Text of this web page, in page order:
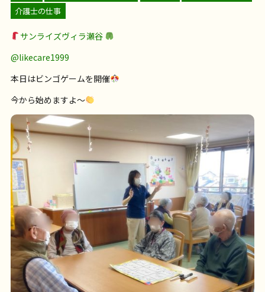
介護士の仕事
サンライズヴィラ瀬谷
@likecare1999
本日はビンゴゲームを開催
今から始めますよ〜